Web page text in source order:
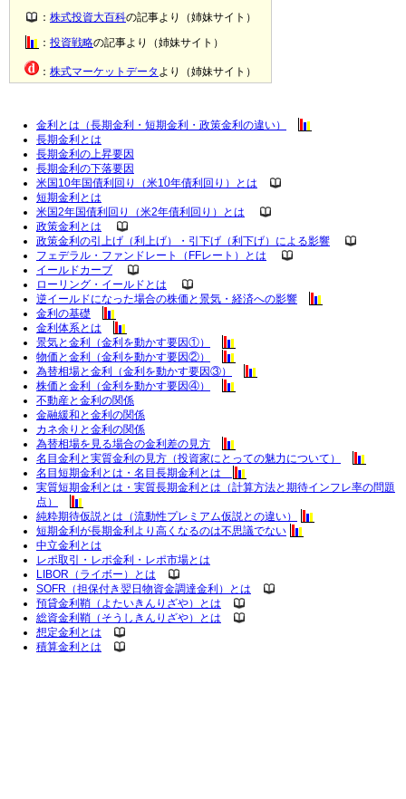
： 株式投資大百科の記事より（姉妹サイト）
： 投資戦略の記事より（姉妹サイト）
： 株式マーケットデータ より（姉妹サイト）
金利とは（長期金利・短期金利・政策金利の違い）
長期金利とは
長期金利の上昇要因
長期金利の下落要因
米国10年国債利回り（米10年債利回り）とは
短期金利とは
米国2年国債利回り（米2年債利回り）とは
政策金利とは
政策金利の引上げ（利上げ）・引下げ（利下げ）による影響
フェデラル・ファンドレート（FFレート）とは
イールドカーブ
ローリング・イールドとは
逆イールドになった場合の株価と景気・経済への影響
金利の基礎
金利体系とは
景気と金利（金利を動かす要因①）
物価と金利（金利を動かす要因②）
為替相場と金利（金利を動かす要因③）
株価と金利（金利を動かす要因④）
不動産と金利の関係
金融緩和と金利の関係
カネ余りと金利の関係
為替相場を見る場合の金利差の見方
名目金利と実質金利の見方（投資家にとっての魅力について）
名目短期金利とは・名目長期金利とは
実質短期金利とは・実質長期金利とは（計算方法と期待インフレ率の問題
点）
純粋期待仮説とは（流動性プレミアム仮説との違い）
短期金利が長期金利より高くなるのは不思議でない
中立金利とは
レポ取引・レポ金利・レポ市場とは
LIBOR（ライボー）とは
SOFR（担保付き翌日物資金調達金利）とは
預貸金利鞘（よたいきんりざや）とは
総資金利鞘（そうしきんりざや）とは
想定金利とは
積算金利とは